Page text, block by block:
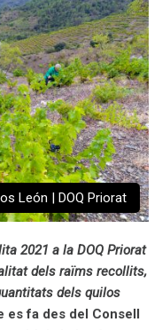
León | DOQ Priorat
2021 a la DOQ Priorat
dels raïms recollits,
dels quilos
es fa des del Consell